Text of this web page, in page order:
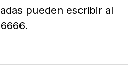
pueden escribir al